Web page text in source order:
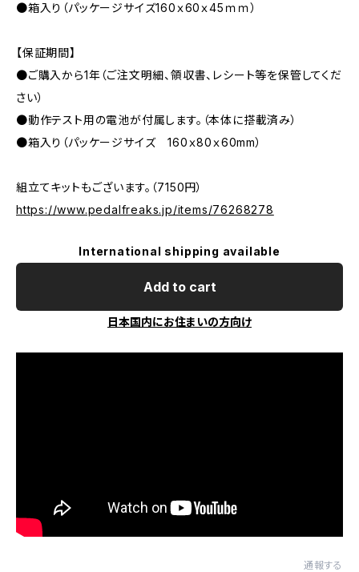
●箱入り（パッケージサイズ160ｘ60ｘ45ｍｍ）
【保証期間】
●ご購入から1年（ご注文明細、領収書、レシート等を保管してくだ
さい）
●動作テスト用の電池が付属します。（本体に搭載済み）
●箱入り（パッケージサイズ 160ｘ80ｘ60mm）
組立てキットもございます。（7150円）
https://www.pedalfreaks.jp/items/76268278
International shipping available
Add to cart
日本国内にお住まいの方向け
通報する